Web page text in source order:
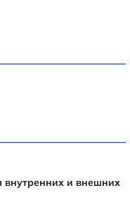
внутренних и внешних